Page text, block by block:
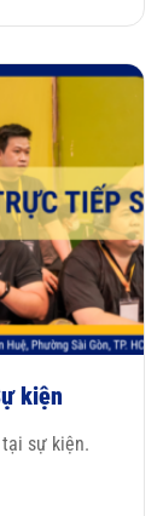
kiện
sự kiện.